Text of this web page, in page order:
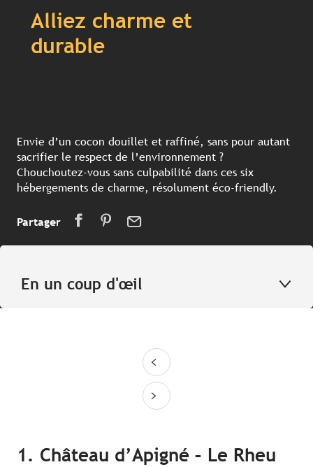
Alliez charme et
durable
Envie d’un cocon douillet et raffiné, sans pour autant
sacrifier le respect de l’environnement ?
Chouchoutez-vous sans culpabilité dans ces six
hébergements de charme, résolument éco-friendly.
Partager
En un coup d'œil
1. Château d’Apigné – Le Rheu